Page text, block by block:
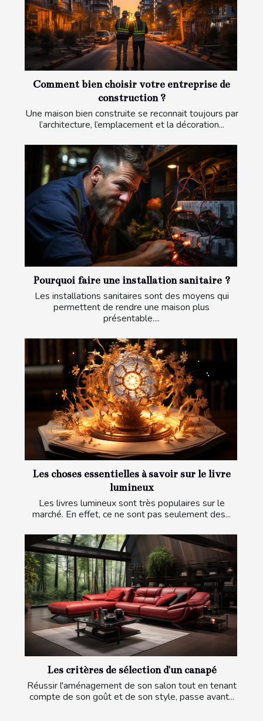
Comment bien choisir votre entreprise de
construction ?
Une maison bien construite se reconnait toujours par
l’architecture, l’emplacement et la décoration...
Pourquoi faire une installation sanitaire ?
Les installations sanitaires sont des moyens qui
permettent de rendre une maison plus
présentable....
Les choses essentielles à savoir sur le livre
lumineux
Les livres lumineux sont très populaires sur le
marché. En effet, ce ne sont pas seulement des...
Les critères de sélection d'un canapé
Réussir l'aménagement de son salon tout en tenant
compte de son goût et de son style, passe avant...